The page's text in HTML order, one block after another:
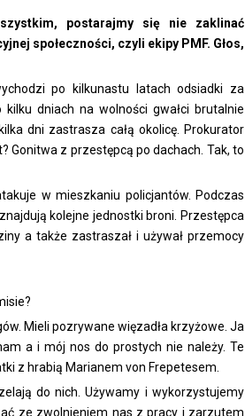
postarajmy się nie zaklinać
społeczności, czyli ekipy PMF. Głos,
po kilkunastu latach odsiadki za
dniach na wolności gwałci brutalnie
dni zastrasza całą okolicę. Prokurator
Gonitwa z przestępcą po dachach. Tak, to
w mieszkaniu policjantów. Podczas
kolejne jednostki broni. Przestępca
a także zastraszał i używał przemocy
Mieli pozrywane więzadła krzyżowe. Ja
a i mój nos do prostych nie należy. Te
z hrabią Marianem von Frepetesem.
do nich. Używamy i wykorzystujemy
ze zwolnieniem nas z pracy i zarzutem